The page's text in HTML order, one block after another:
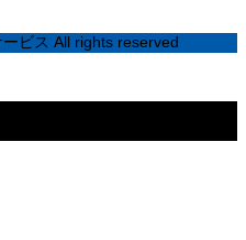
ビス All rights reserved